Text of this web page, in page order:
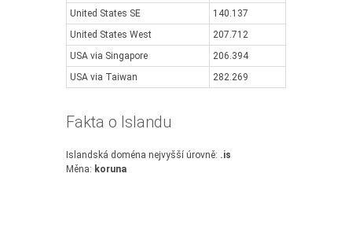
United States SE
140.137
United States West
207.712
USA via Singapore
206.394
USA via Taiwan
282.269
Fakta o Islandu
Islandská doména nejvyšší úrovně: .is
Měna: koruna